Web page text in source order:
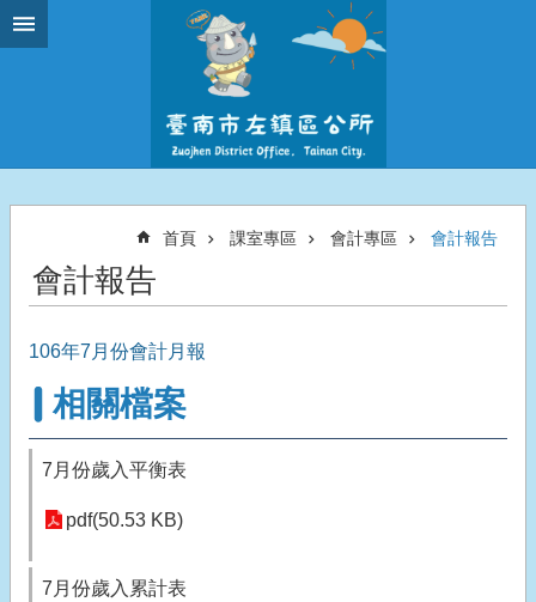
跳到主要內容區塊
首頁 課室專區 會計專區 會計報告
會計報告
106年7月份會計月報
相關檔案
7月份歲入平衡表
pdf(50.53 KB)
7月份歲入累計表